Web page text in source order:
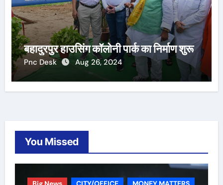
बहादुरपुर हाउसिंग कॉलोनी पार्क का निर्माण शुरू
Pnc Desk Aug 26, 2024
You Missed